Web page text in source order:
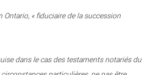
Ontario, « fiduciaire de la succession
dans le cas des testaments notariés du